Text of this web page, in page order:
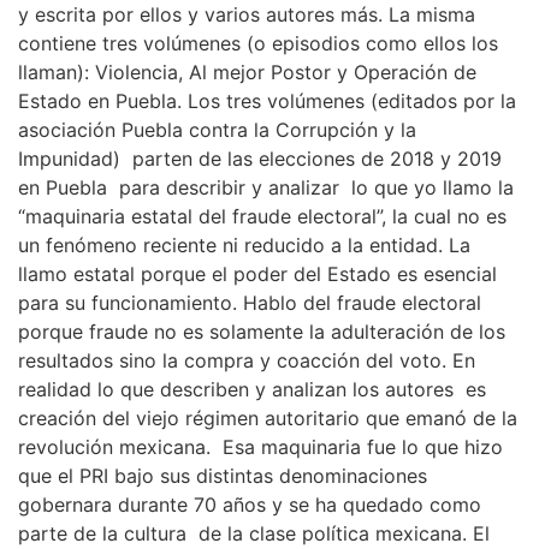
y escrita por ellos y varios autores más. La misma
contiene tres volúmenes (o episodios como ellos los
llaman): Violencia, Al mejor Postor y Operación de
Estado en Puebla. Los tres volúmenes (editados por la
asociación Puebla contra la Corrupción y la
Impunidad) parten de las elecciones de 2018 y 2019
en Puebla para describir y analizar lo que yo llamo la
“maquinaria estatal del fraude electoral”, la cual no es
un fenómeno reciente ni reducido a la entidad. La
llamo estatal porque el poder del Estado es esencial
para su funcionamiento. Hablo del fraude electoral
porque fraude no es solamente la adulteración de los
resultados sino la compra y coacción del voto. En
realidad lo que describen y analizan los autores es
creación del viejo régimen autoritario que emanó de la
revolución mexicana. Esa maquinaria fue lo que hizo
que el PRI bajo sus distintas denominaciones
gobernara durante 70 años y se ha quedado como
parte de la cultura de la clase política mexicana. El